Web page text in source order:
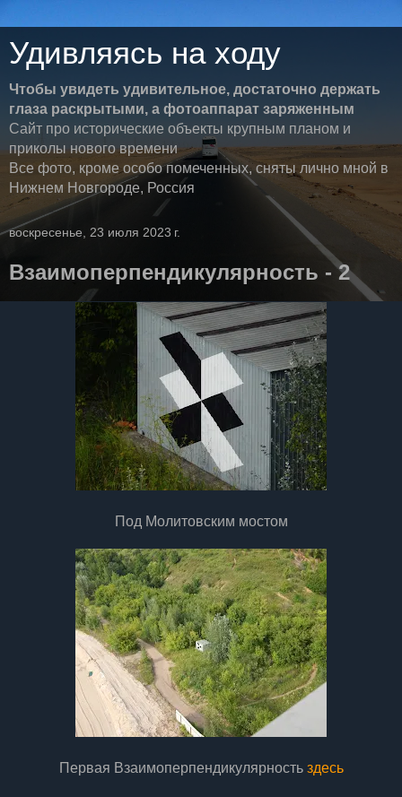
Удивляясь на ходу
Чтобы увидеть удивительное, достаточно держать
глаза раскрытыми, а фотоаппарат заряженным
Сайт про исторические объекты крупным планом и
приколы нового времени
Все фото, кроме особо помеченных, сняты лично мной в
Нижнем Новгороде, Россия
воскресенье, 23 июля 2023 г.
Взаимоперпендикулярность - 2
Под Молитовским мостом
Первая Взаимоперпендикулярность здесь